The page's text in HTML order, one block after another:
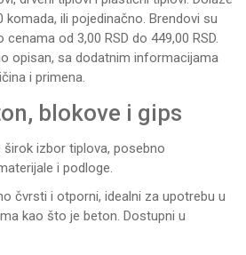
komada, ili pojedinačno. Brendovi su
cenama od 3,00 RSD do 449,00 RSD.
opisan, sa dodatnim informacijama
i primena.
blokove i gips
izbor tiplova, posebno
i podloge.
čvrsti i otporni, idealni za upotrebu u
kao što je beton. Dostupni u